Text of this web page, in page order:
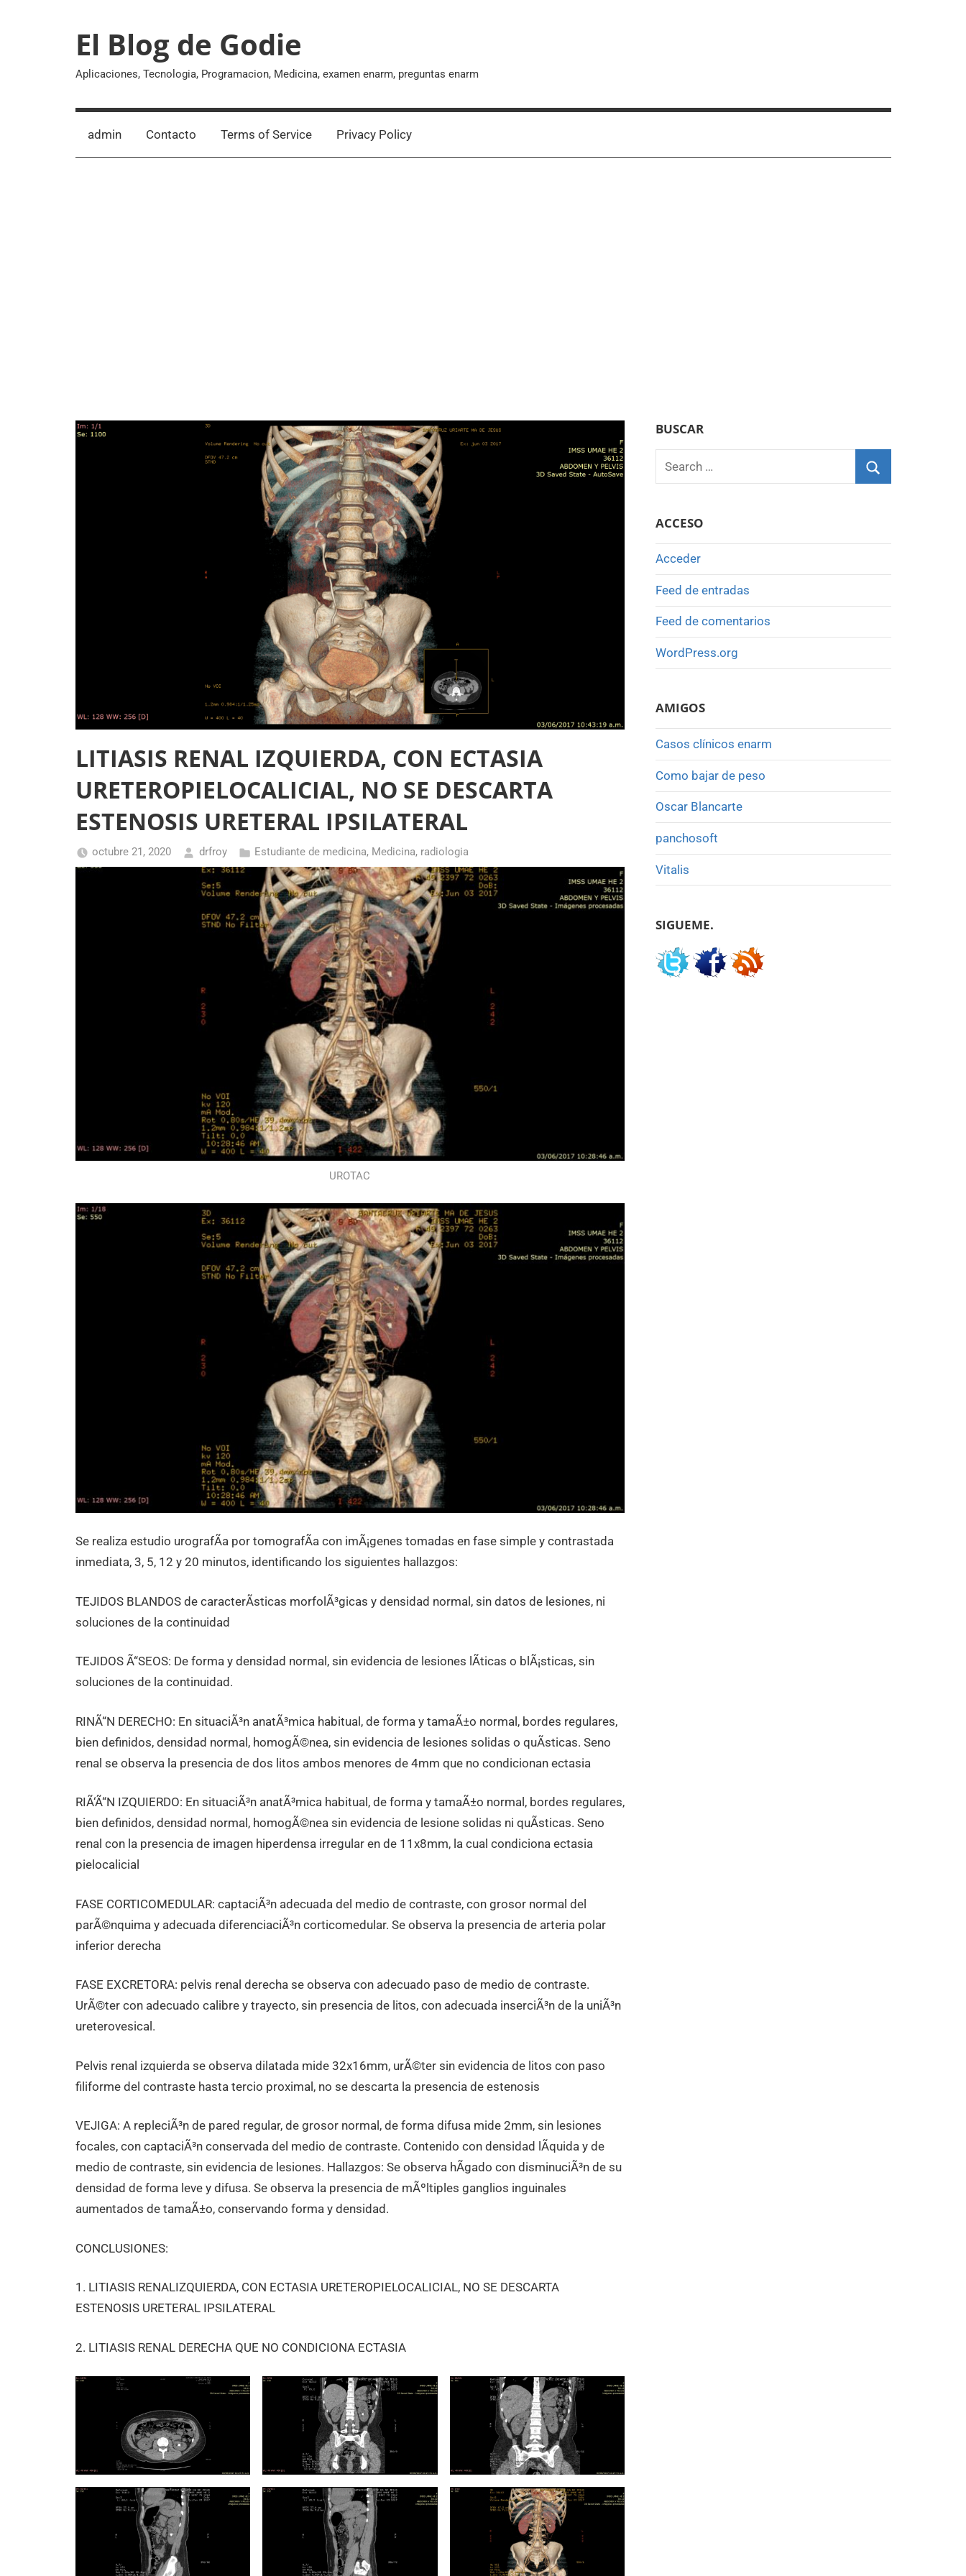
El Blog de Godie
Aplicaciones, Tecnologia, Programacion, Medicina, examen enarm, preguntas enarm
admin Contacto Terms of Service Privacy Policy
LITIASIS RENAL IZQUIERDA, CON ECTASIA
URETEROPIELOCALICIAL, NO SE DESCARTA
ESTENOSIS URETERAL IPSILATERAL
octubre 21, 2020 drfroy Estudiante de medicina, Medicina, radiologia
UROTAC
Se realiza estudio urografÃ­a por tomografÃ­a con imÃ¡genes tomadas en fase simple y contrastada
inmediata, 3, 5, 12 y 20 minutos, identificando los siguientes hallazgos:
TEJIDOS BLANDOS de caracterÃ­sticas morfolÃ³gicas y densidad normal, sin datos de lesiones, ni
soluciones de la continuidad
TEJIDOS Ã“SEOS: De forma y densidad normal, sin evidencia de lesiones lÃ­ticas o blÃ¡sticas, sin
soluciones de la continuidad.
RINÃ“N DERECHO: En situaciÃ³n anatÃ³mica habitual, de forma y tamaÃ±o normal, bordes regulares,
bien definidos, densidad normal, homogÃ©nea, sin evidencia de lesiones solidas o quÃ­sticas. Seno
renal se observa la presencia de dos litos ambos menores de 4mm que no condicionan ectasia
RIÃ‘Ã“N IZQUIERDO: En situaciÃ³n anatÃ³mica habitual, de forma y tamaÃ±o normal, bordes regulares,
bien definidos, densidad normal, homogÃ©nea sin evidencia de lesione solidas ni quÃ­sticas. Seno
renal con la presencia de imagen hiperdensa irregular en de 11x8mm, la cual condiciona ectasia
pielocalicial
FASE CORTICOMEDULAR: captaciÃ³n adecuada del medio de contraste, con grosor normal del
parÃ©nquima y adecuada diferenciaciÃ³n corticomedular. Se observa la presencia de arteria polar
inferior derecha
FASE EXCRETORA: pelvis renal derecha se observa con adecuado paso de medio de contraste.
UrÃ©ter con adecuado calibre y trayecto, sin presencia de litos, con adecuada inserciÃ³n de la uniÃ³n
ureterovesical.
Pelvis renal izquierda se observa dilatada mide 32x16mm, urÃ©ter sin evidencia de litos con paso
filiforme del contraste hasta tercio proximal, no se descarta la presencia de estenosis
VEJIGA: A repleciÃ³n de pared regular, de grosor normal, de forma difusa mide 2mm, sin lesiones
focales, con captaciÃ³n conservada del medio de contraste. Contenido con densidad lÃ­quida y de
medio de contraste, sin evidencia de lesiones. Hallazgos: Se observa hÃ­gado con disminuciÃ³n de su
densidad de forma leve y difusa. Se observa la presencia de mÃºltiples ganglios inguinales
aumentados de tamaÃ±o, conservando forma y densidad.
CONCLUSIONES:
1. LITIASIS RENALIZQUIERDA, CON ECTASIA URETEROPIELOCALICIAL, NO SE DESCARTA
ESTENOSIS URETERAL IPSILATERAL
2. LITIASIS RENAL DERECHA QUE NO CONDICIONA ECTASIA
BUSCAR
Search
for:
ACCESO
Acceder
Feed de entradas
Feed de comentarios
WordPress.org
AMIGOS
Casos clínicos enarm
Como bajar de peso
Oscar Blancarte
panchosoft
Vitalis
SIGUEME.